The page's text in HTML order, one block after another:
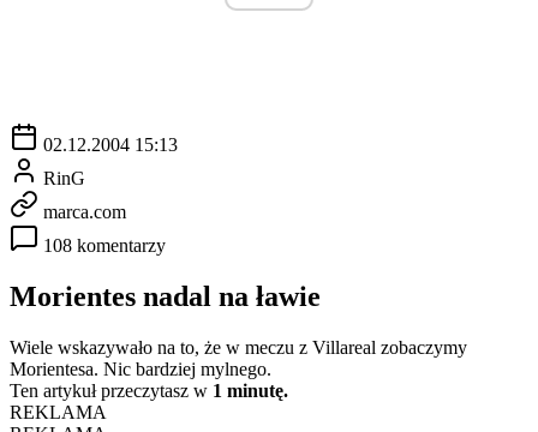
02.12.2004 15:13
RinG
marca.com
108 komentarzy
Morientes nadal na ławie
Wiele wskazywało na to, że w meczu z Villareal zobaczymy
Morientesa. Nic bardziej mylnego.
Ten artykuł przeczytasz w 1 minutę.
REKLAMA